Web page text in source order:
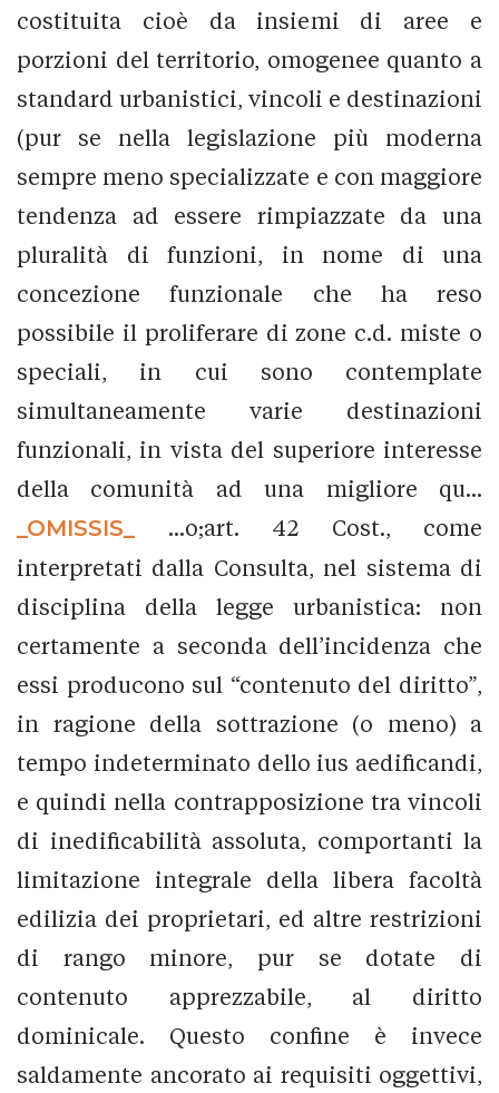
costituita cioè da insiemi di aree e
porzioni del territorio, omogenee quanto a
standard urbanistici, vincoli e destinazioni
(pur se nella legislazione più moderna
sempre meno specializzate e con maggiore
tendenza ad essere rimpiazzate da una
pluralità di funzioni, in nome di una
concezione funzionale che ha reso
possibile il proliferare di zone c.d. miste o
speciali, in cui sono contemplate
simultaneamente varie destinazioni
funzionali, in vista del superiore interesse
della comunità ad una migliore qu...
_OMISSIS_
...o;art. 42 Cost., come
interpretati dalla Consulta, nel sistema di
disciplina della legge urbanistica: non
certamente a seconda dell’incidenza che
essi producono sul “contenuto del diritto”,
in ragione della sottrazione (o meno) a
tempo indeterminato dello ius aedificandi,
e quindi nella contrapposizione tra vincoli
di inedificabilità assoluta, comportanti la
limitazione integrale della libera facoltà
edilizia dei proprietari, ed altre restrizioni
di rango minore, pur se dotate di
contenuto apprezzabile, al diritto
dominicale. Questo confine è invece
saldamente ancorato ai requisiti oggettivi,